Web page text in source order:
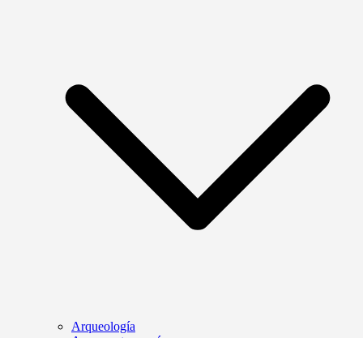
Arqueología